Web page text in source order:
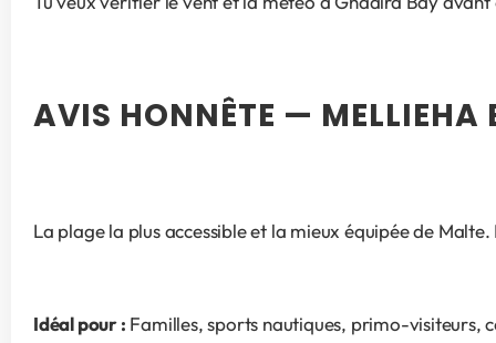
AVIS HONNÊTE — MELLIEHA
La plage la plus accessible et la mieux équipée de
Idéal pour : Familles, sports nautiques, primo-visiteurs,